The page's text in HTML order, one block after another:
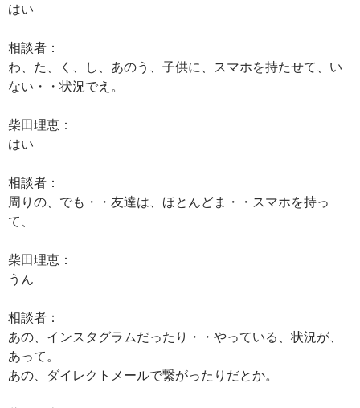
はい
相談者：
わ、た、く、し、あのう、子供に、スマホを持たせて、い
ない・・状況でえ。
柴田理恵：
はい
相談者：
周りの、でも・・友達は、ほとんどま・・スマホを持っ
て、
柴田理恵：
うん
相談者：
あの、インスタグラムだったり・・やっている、状況が、
あって。
あの、ダイレクトメールで繋がったりだとか。